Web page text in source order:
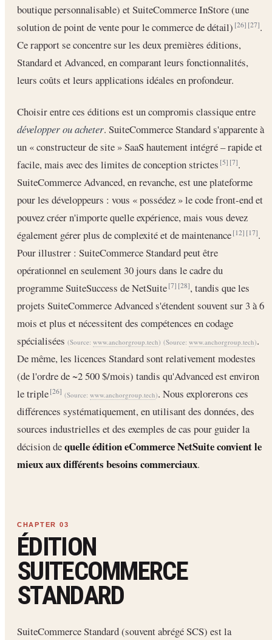
boutique personnalisable) et SuiteCommerce InStore (une
solution de point de vente pour le commerce de détail)[26] [27].
Ce rapport se concentre sur les deux premières éditions,
Standard et Advanced, en comparant leurs fonctionnalités,
leurs coûts et leurs applications idéales en profondeur.
Choisir entre ces éditions est un compromis classique entre
développer ou acheter. SuiteCommerce Standard s'apparente à
un « constructeur de site » SaaS hautement intégré – rapide et
facile, mais avec des limites de conception strictes[5] [7].
SuiteCommerce Advanced, en revanche, est une plateforme
pour les développeurs : vous « possédez » le code front-end et
pouvez créer n'importe quelle expérience, mais vous devez
également gérer plus de complexité et de maintenance[12] [17].
Pour illustrer : SuiteCommerce Standard peut être
opérationnel en seulement 30 jours dans le cadre du
programme SuiteSuccess de NetSuite[7] [28], tandis que les
projets SuiteCommerce Advanced s'étendent souvent sur 3 à 6
mois et plus et nécessitent des compétences en codage
spécialisées (Source: www.anchorgroup.tech) (Source: www.anchorgroup.tech).
De même, les licences Standard sont relativement modestes
(de l'ordre de ~2 500 $/mois) tandis qu'Advanced est environ
le triple[26] (Source: www.anchorgroup.tech). Nous explorerons ces
différences systématiquement, en utilisant des données, des
sources industrielles et des exemples de cas pour guider la
décision dequelle édition eCommerce NetSuite convient le
mieux aux différents besoins commerciaux.
ÉDITION
SUITECOMMERCE
STANDARD
SuiteCommerce Standard (souvent abrégé SCS) est la